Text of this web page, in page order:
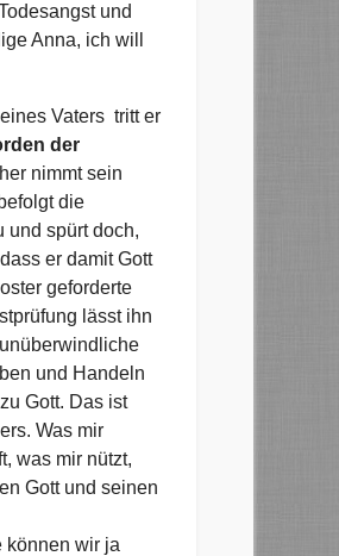
und
Anna, ich will
Vaters tritt er
der
nimmt sein
die
und spürt doch,
er damit Gott
geforderte
lässt ihn
und Handeln
Gott. Das ist
Was mir
was mir nützt,
Gott und seinen
können wir ja